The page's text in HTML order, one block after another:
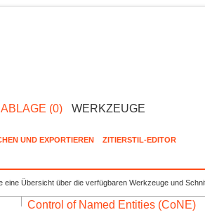
ABLAGE (0) WERKZEUGE
UND EXPORTIEREN ZITIERSTIL-EDITOR
eine Übersicht über die verfügbaren Werkzeuge und
Control of Named Entities (CoNE)